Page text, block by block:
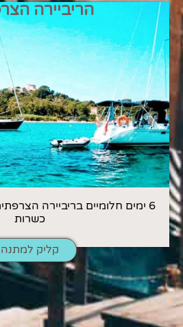
הריביירה
6 ימים חלומיים בריביירה
כשרות
קליק למתנה